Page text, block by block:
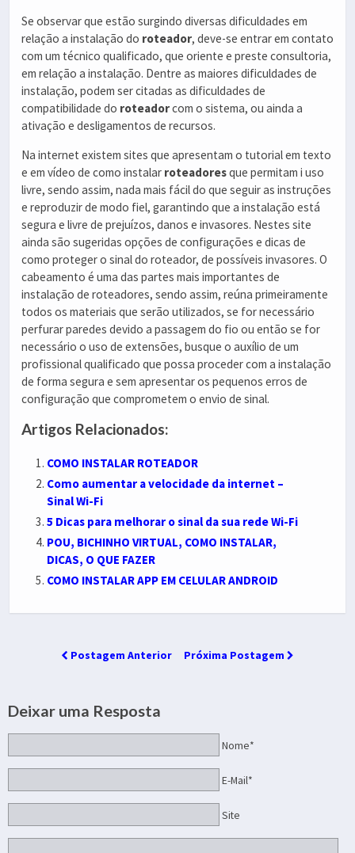
Se observar que estão surgindo diversas dificuldades em
relação a instalação do roteador, deve-se entrar em contato
com um técnico qualificado, que oriente e preste consultoria,
em relação a instalação. Dentre as maiores dificuldades de
instalação, podem ser citadas as dificuldades de
compatibilidade do roteadorcom o sistema, ou ainda a
ativação e desligamentos de recursos.
Na internet existem sites que apresentam o tutorial em texto
e em vídeo de como instalar roteadoresque permitam i uso
livre, sendo assim, nada mais fácil do que seguir as instruções
e reproduzir de modo fiel, garantindo que a instalação está
segura e livre de prejuízos, danos e invasores. Nestes site
ainda são sugeridas opções de configurações e dicas de
como proteger o sinal do roteador, de possíveis invasores. O
cabeamento é uma das partes mais importantes de
instalação de roteadores, sendo assim, reúna primeiramente
todos os materiais que serão utilizados, se for necessário
perfurar paredes devido a passagem do fio ou então se for
necessário o uso de extensões, busque o auxílio de um
profissional qualificado que possa proceder com a instalação
de forma segura e sem apresentar os pequenos erros de
configuração que comprometem o envio de sinal.
Artigos Relacionados:
COMO INSTALAR ROTEADOR
Como aumentar a velocidade da internet –
Sinal Wi-Fi
5 Dicas para melhorar o sinal da sua rede Wi-Fi
POU, BICHINHO VIRTUAL, COMO INSTALAR,
DICAS, O QUE FAZER
COMO INSTALAR APP EM CELULAR ANDROID
Postagem Anterior Próxima Postagem
Deixar uma Resposta
Nome*
E-Mail*
Site